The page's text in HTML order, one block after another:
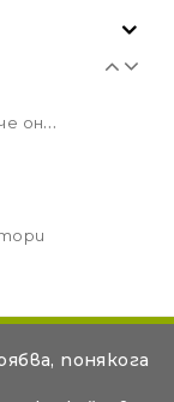
понякога
Новият Traktorite.com е вече онлайн
ZANON MARLIN SA 160 - за лесна резитба в гъста растителност
авторско и е